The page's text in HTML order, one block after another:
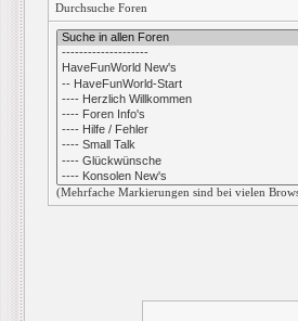
Durchsuche Foren
(Mehrfache Markierungen sind bei vielen